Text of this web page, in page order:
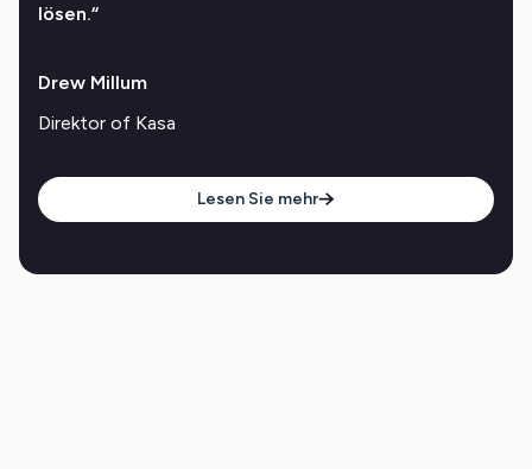
lösen.“
Drew Millum
Direktor of Kasa
Lesen Sie mehr